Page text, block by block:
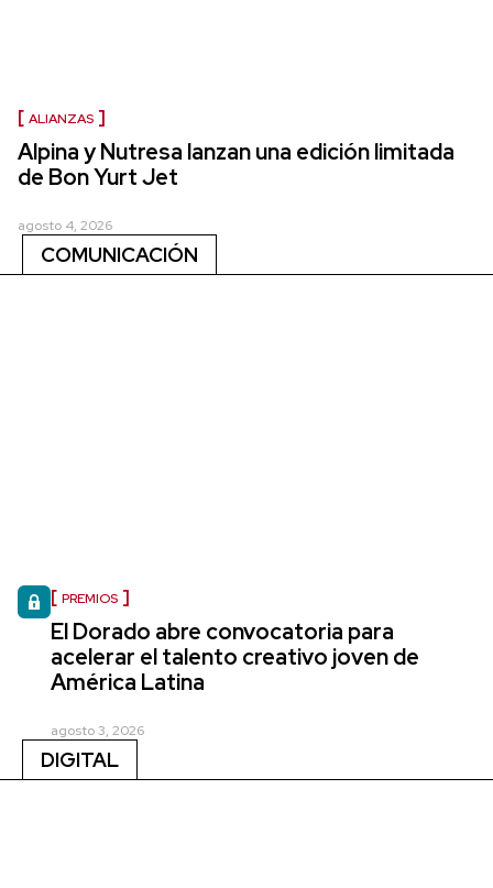
ALIANZAS
Alpina y Nutresa lanzan una edición limitada
de Bon Yurt Jet
agosto 4, 2026
COMUNICACIÓN
PREMIOS
El Dorado abre convocatoria para
acelerar el talento creativo joven de
América Latina
agosto 3, 2026
DIGITAL